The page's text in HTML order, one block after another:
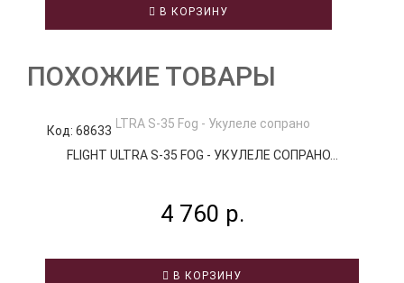
В КОРЗИНУ
ПОХОЖИЕ ТОВАРЫ
Код: 68633
FLIGHT ULTRA S-35 FOG - УКУЛЕЛЕ СОПРАНО...
4 760 р.
В КОРЗИНУ